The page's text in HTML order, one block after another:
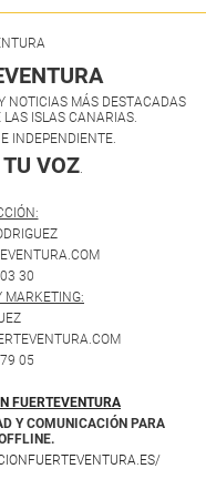
NOTICIAS MÁS DESTACADAS
LAS ISLAS CANARIAS.
INDEPENDIENTE.
VOZ.
30
MARKETING:
05
FUERTEVENTURA
Y COMUNICACIÓN PARA